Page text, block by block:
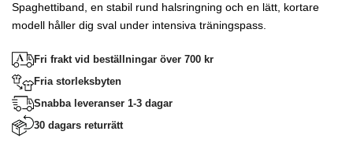
Spaghettiband, en stabil rund halsringning och en lätt, kortare
modell håller dig sval under intensiva träningspass.
Fri frakt vid beställningar över 700 kr
Fria storleksbyten
Snabba leveranser 1-3 dagar
30 dagars returrätt